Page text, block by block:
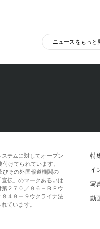
ニュースをもっと
特
イ
写
動
テムに対してオープン
けてられています。
びその外国報道機関の
伝」のマークあるいは
２７０／９６－ＢＰウ
４９ー９ウクライナ法
ています。